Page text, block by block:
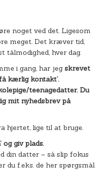
noget ved det. Ligesom
meget. Det kræver tid,
tålmodighed, hver dag.
i gang, har jeg skrevet
kærlig kontakt’.
teenagedatter. Du
mit nyhedsbrev på
hjertet, lige til at bruge.
og giv plads.
din datter – så slip fokus
du f.eks. de her spørgsmål